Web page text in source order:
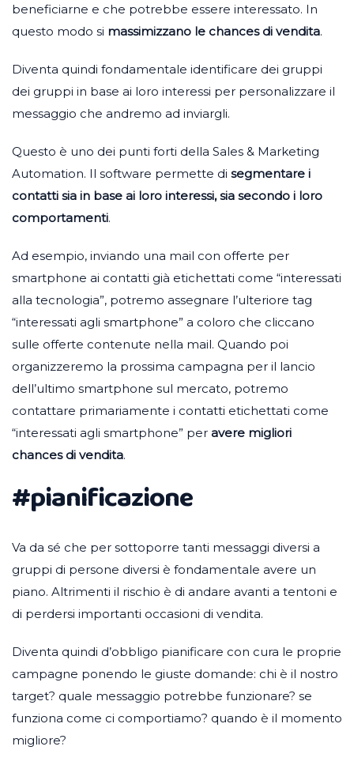
beneficiarne e che potrebbe essere interessato. In
questo modo si massimizzano le chances di vendita.
Diventa quindi fondamentale identificare dei gruppi
dei gruppi in base ai loro interessi per personalizzare il
messaggio che andremo ad inviargli.
Questo è uno dei punti forti della Sales & Marketing
Automation. Il software permette di segmentare i
contatti sia in base ai loro interessi, sia secondo i loro
comportamenti.
Ad esempio, inviando una mail con offerte per
smartphone ai contatti già etichettati come “interessati
alla tecnologia”, potremo assegnare l’ulteriore tag
“interessati agli smartphone” a coloro che cliccano
sulle offerte contenute nella mail. Quando poi
organizzeremo la prossima campagna per il lancio
dell’ultimo smartphone sul mercato, potremo
contattare primariamente i contatti etichettati come
“interessati agli smartphone” per avere migliori
chances di vendita.
#pianificazione
Va da sé che per sottoporre tanti messaggi diversi a
gruppi di persone diversi è fondamentale avere un
piano. Altrimenti il rischio è di andare avanti a tentoni e
di perdersi importanti occasioni di vendita.
Diventa quindi d’obbligo pianificare con cura le proprie
campagne ponendo le giuste domande: chi è il nostro
target? quale messaggio potrebbe funzionare? se
funziona come ci comportiamo? quando è il momento
migliore?